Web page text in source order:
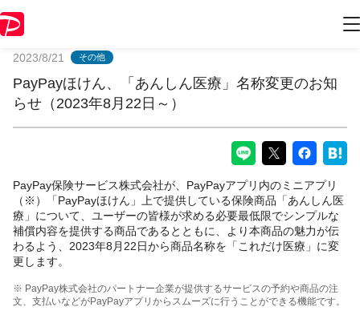
2023/8/21 その他
PayPayほけん、「あんしん医療」名称変更のお知
らせ（2023年8月22日～）
PayPay保険サービス株式会社が、PayPayアプリ内のミニアプリ
（※）「PayPayほけん」上で提供している保険商品「あんしん医
療」について、ユーザーの皆様が求める必要最低限でシンプルな
補償内容を提供する商品であるとともに、より本商品の魅力が伝
わるよう、2023年8月22日から商品名称を「これだけ医療」に変
更します。
※ PayPay株式会社のパートナー企業が提供するサービスの予約や商品の注
文、支払いなどがPayPayアプリからスムーズに行うことができる機能です。